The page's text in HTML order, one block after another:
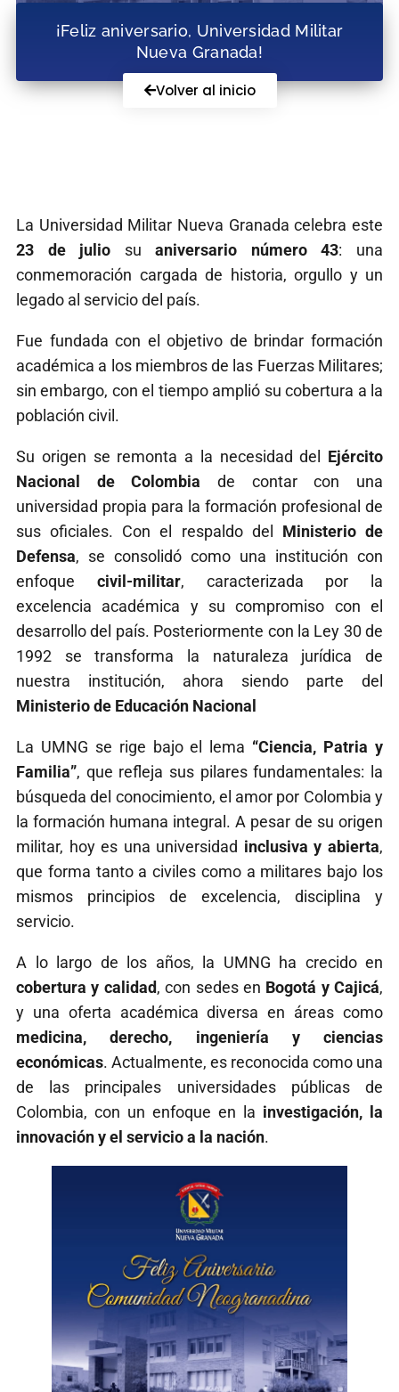
¡Feliz aniversario, Universidad Militar
Nueva Granada!
Volver al inicio
La Universidad Militar Nueva Granada celebra este
23 de julio suaniversario número 43: una
conmemoración cargada de historia, orgullo y un
legado al servicio del país.
Fue fundada con el objetivo de brindar formación
académica a los miembros de las Fuerzas Militares;
sin embargo, con el tiempo amplió su cobertura a la
población civil.
Su origen se remonta a la necesidad del Ejército
Nacional de Colombia de contar con una
universidad propia para la formación profesional de
sus oficiales. Con el respaldo del Ministerio de
Defensa, se consolidó como una institución con
enfoque civil-militar, caracterizada por la
excelencia académica y su compromiso con el
desarrollo del país. Posteriormente con la Ley 30 de
1992 se transforma la naturaleza jurídica de
nuestra institución, ahora siendo parte del
Ministerio de Educación Nacional
La UMNG se rige bajo el lema “Ciencia, Patria y
Familia”, que refleja sus pilares fundamentales: la
búsqueda del conocimiento, el amor por Colombia y
la formación humana integral. A pesar de su origen
militar, hoy es una universidad inclusiva y abierta,
que forma tanto a civiles como a militares bajo los
mismos principios de excelencia, disciplina y
servicio.
A lo largo de los años, la UMNG ha crecido en
cobertura y calidad, con sedes en Bogotá y Cajicá,
y una oferta académica diversa en áreas como
medicina, derecho, ingeniería y ciencias
económicas. Actualmente, es reconocida como una
de las principales universidades públicas de
Colombia, con un enfoque en la investigación, la
innovación y el servicio a la nación.